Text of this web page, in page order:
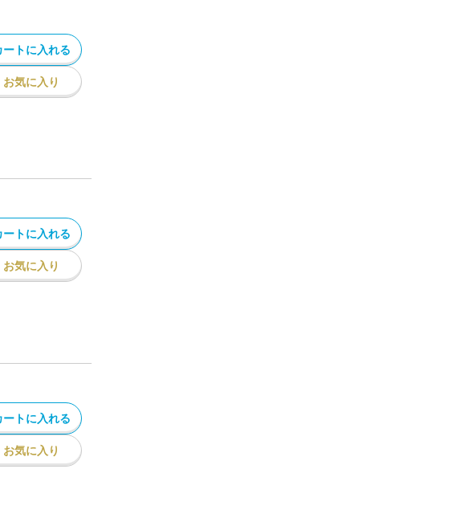
ートに入れる
お気に入り
ートに入れる
お気に入り
ートに入れる
お気に入り